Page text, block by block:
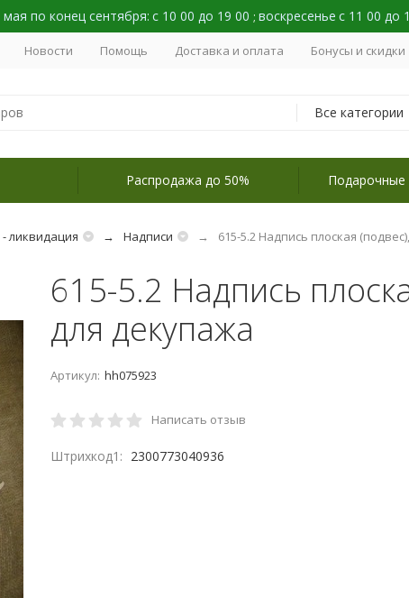
по конец сентября: с 10 00 до 19 00 ; воскресенье с 11 00 до
Новости Помощь Доставка и оплата Бонусы и скидки
Все категории
Распродажа до 50% Подарочные
ликвидация Надписи 615-5.2 Надпись плоская
615-5.2 Надпись
для декупажа
Артикул: hh075923
Написать отзыв
Штрихкод1: 2300773040936